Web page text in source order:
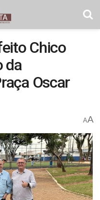
Chico
da
Oscar
AA